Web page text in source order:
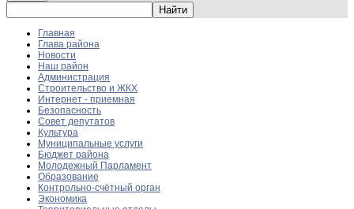
Главная
Глава района
Новости
Наш район
Администрация
Строительство и ЖКХ
Интернет - приемная
Безопасность
Совет депутатов
Культура
Муниципальные услуги
Бюджет района
Молодежный Парламент
Образование
Контрольно-счётный орган
Экономика